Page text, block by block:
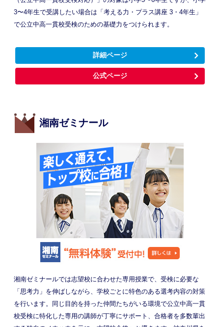
3〜4年生で受講したい場合は「考える力・プラス講座 3・4年生」
で公立中高一貫校受検のための基礎力をつけられます。
詳細ページ
公式ページ
湘南ゼミナール
湘南ゼミナールでは志望校に合わせた専用授業で、受検に必要な
「思考力」を伸ばしながら、学校ごとに特色のある選考内容の対策
を行います。同じ目的を持った仲間たちがいる環境で公立中高一貫
校受検に特化した専用の講師が丁寧にサポート、合格者を多数輩出